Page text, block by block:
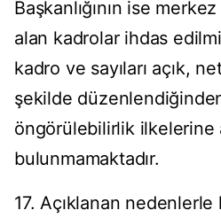
Başkanlığının ise
alan kadrolar ihdas
kadro ve sayıları açık,
şekilde
öngörülebilirlik ilkelerine
bulunmamaktadır.
17. Açıklanan nedenlerle